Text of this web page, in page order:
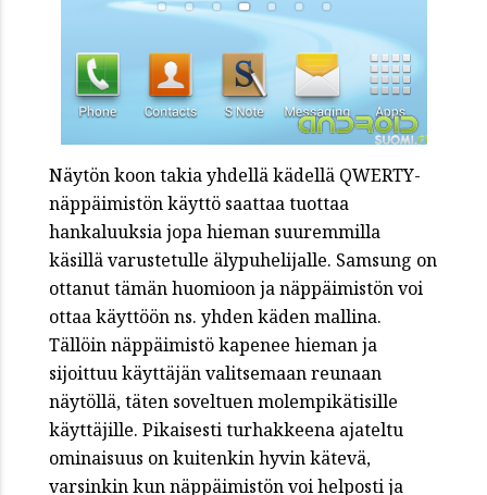
Näytön koon takia yhdellä kädellä QWERTY-
näppäimistön käyttö saattaa tuottaa
hankaluuksia jopa hieman suuremmilla
käsillä varustetulle älypuhelijalle. Samsung on
ottanut tämän huomioon ja näppäimistön voi
ottaa käyttöön ns. yhden käden mallina.
Tällöin näppäimistö kapenee hieman ja
sijoittuu käyttäjän valitsemaan reunaan
näytöllä, täten soveltuen molempikätisille
käyttäjille. Pikaisesti turhakkeena ajateltu
ominaisuus on kuitenkin hyvin kätevä,
varsinkin kun näppäimistön voi helposti ja